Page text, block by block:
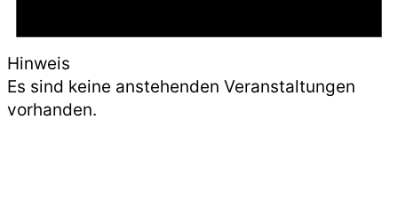
Hinweis
Es sind keine anstehenden Veranstaltungen
vorhanden.